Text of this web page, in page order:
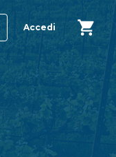
Accedi